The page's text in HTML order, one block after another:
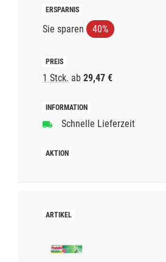
Sie sparen 40%
1 Stck. ab 29,47 €
Schnelle Lieferzeit